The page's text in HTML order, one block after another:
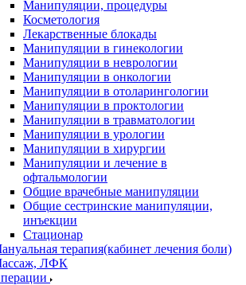
Манипуляции, процедуры
Косметология
Лекарственные блокады
Манипуляции в гинекологии
Манипуляции в неврологии
Манипуляции в онкологии
Манипуляции в отоларингологии
Манипуляции в проктологии
Манипуляции в травматологии
Манипуляции в урологии
Манипуляции в хирургии
Манипуляции и лечение в
офтальмологии
Общие врачебные манипуляции
Общие сестринские манипуляции,
инъекции
Стационар
терапия(кабинет лечения боли)
ЛФК